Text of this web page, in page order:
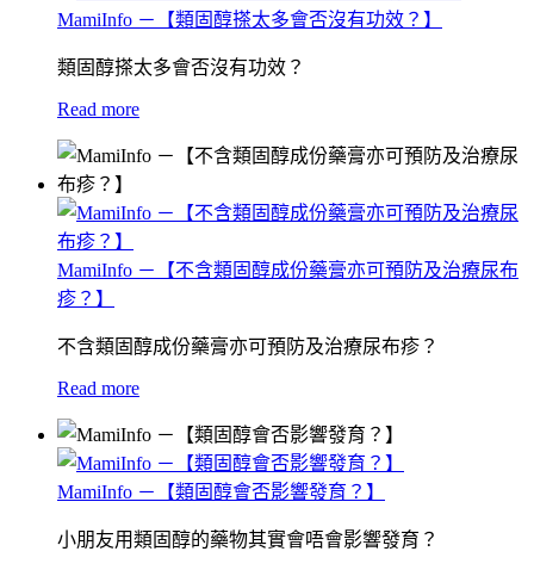
MamiInfo －【類固醇搽太多會否沒有功效？】
類固醇搽太多會否沒有功效？
Read more
MamiInfo －【不含類固醇成份藥膏亦可預防及治療尿布
疹？】
不含類固醇成份藥膏亦可預防及治療尿布疹？
Read more
MamiInfo －【類固醇會否影響發育？】
小朋友用類固醇的藥物其實會唔會影響發育？